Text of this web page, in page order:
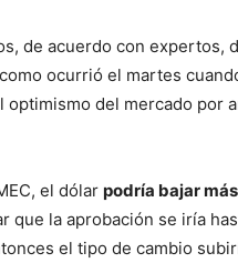
de acuerdo con expertos,
ocurrió el martes
optimismo del mercado por
el dólar podría bajar
que la aprobación se iría
el tipo de cambio